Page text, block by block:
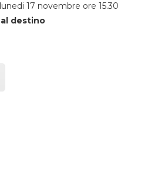
17 novembre ore 15.30
destino